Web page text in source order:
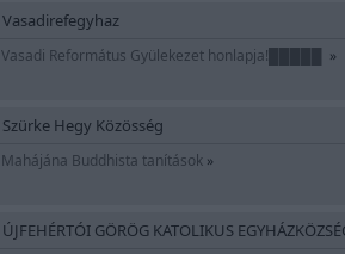
Vasadirefegyhaz
Vasadi Református Gyülekezet honlapja!█████ »
Szürke Hegy Közösség
Mahájána Buddhista tanítások »
ÚJFEHÉRTÓI GÖRÖG KATOLIKUS